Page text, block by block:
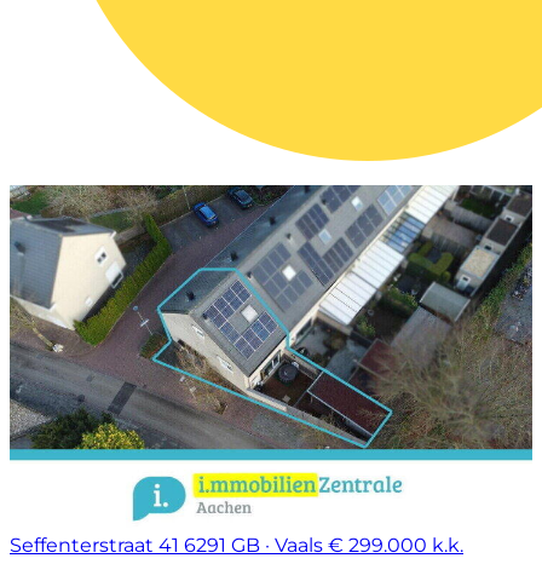
Seffenterstraat 41 6291 GB · Vaals € 299.000 k.k.